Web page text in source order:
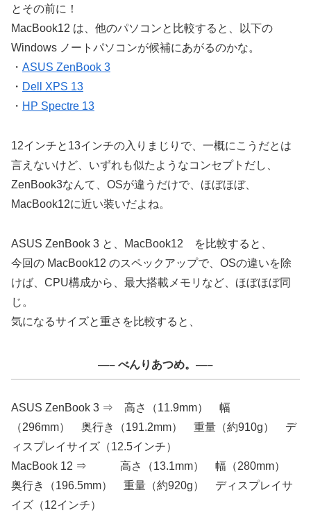
とその前に！
MacBook12 は、他のパソコンと比較すると、以下の
Windows ノートパソコンが候補にあがるのかな。
・ ASUS ZenBook 3
・ Dell XPS 13
・ HP Spectre 13
12インチと13インチの入りまじりで、一概にこうだとは
言えないけど、いずれも似たようなコンセプトだし、
ZenBook3なんて、OSが違うだけで、ほぼほぼ、
MacBook12に近い装いだよね。
ASUS ZenBook 3 と、MacBook12 を比較すると、
今回の MacBook12 のスペックアップで、OSの違いを除
けば、CPU構成から、最大搭載メモリなど、ほぼほぼ同
じ。
気になるサイズと重さを比較すると、
—– べんりあつめ。—–
ASUS ZenBook 3 ⇒ 高さ（11.9mm） 幅
（296mm） 奥行き（191.2mm） 重量（約910g） デ
ィスプレイサイズ（12.5インチ）
MacBook 12 ⇒ 高さ（13.1mm） 幅（280mm）
奥行き（196.5mm） 重量（約920g） ディスプレイサ
イズ（12インチ）